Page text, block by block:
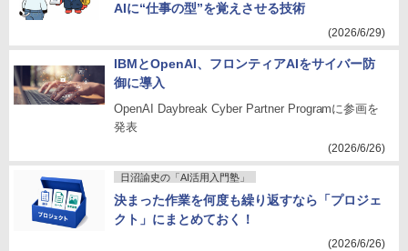
AIに“仕事の型”を覚えさせる技術
(2026/6/29)
IBMとOpenAI、フロンティアAIをサイバー防
御に導入
OpenAI Daybreak Cyber Partner Programに参画を
発表
(2026/6/26)
日沼諭史の「AI活用入門塾」
決まった作業を何度も繰り返すなら「プロジェ
クト」にまとめておく！
(2026/6/26)